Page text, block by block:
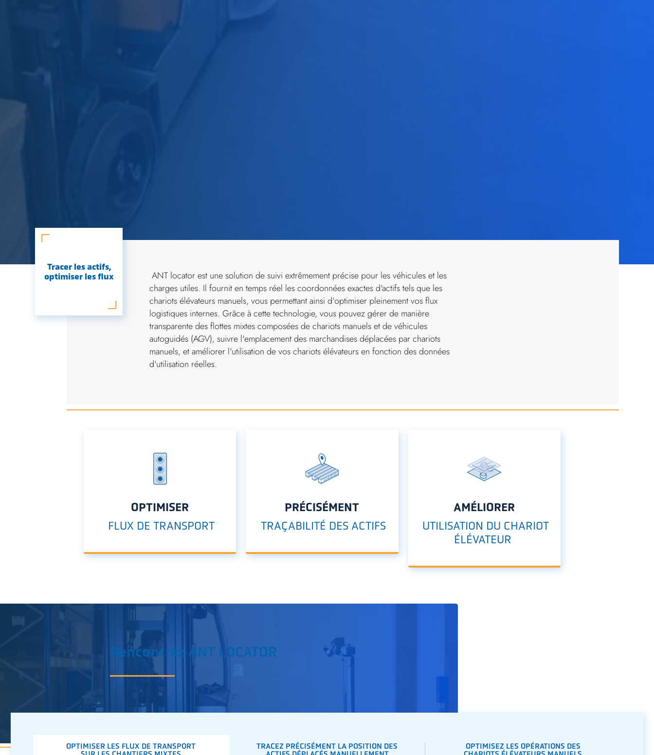
Tracer les actifs,
optimiser les flux
ANT locator est une solution de suivi extrêmement précise pour les véhicules et les
charges utiles. Il fournit en temps réel les coordonnées exactes d'actifs tels que les
chariots élévateurs manuels, vous permettant ainsi d'optimiser pleinement vos flux
logistiques internes. Grâce à cette technologie, vous pouvez gérer de manière
transparente des flottes mixtes composées de chariots manuels et de véhicules
autoguidés (AGV), suivre l'emplacement des marchandises déplacées par chariots
manuels, et améliorer l'utilisation de vos chariots élévateurs en fonction des données
d'utilisation réelles.
OPTIMISER
FLUX DE TRANSPORT
PRÉCISÉMENT
TRAÇABILITÉ DES ACTIFS
AMÉLIORER
UTILISATION DU CHARIOT
ÉLÉVATEUR
Rencontrez ANT LOCATOR
OPTIMISER LES FLUX DE TRANSPORT TRACEZ PRÉCISÉMENT LA POSITION DES OPTIMISEZ LES OPÉRATIONS DES